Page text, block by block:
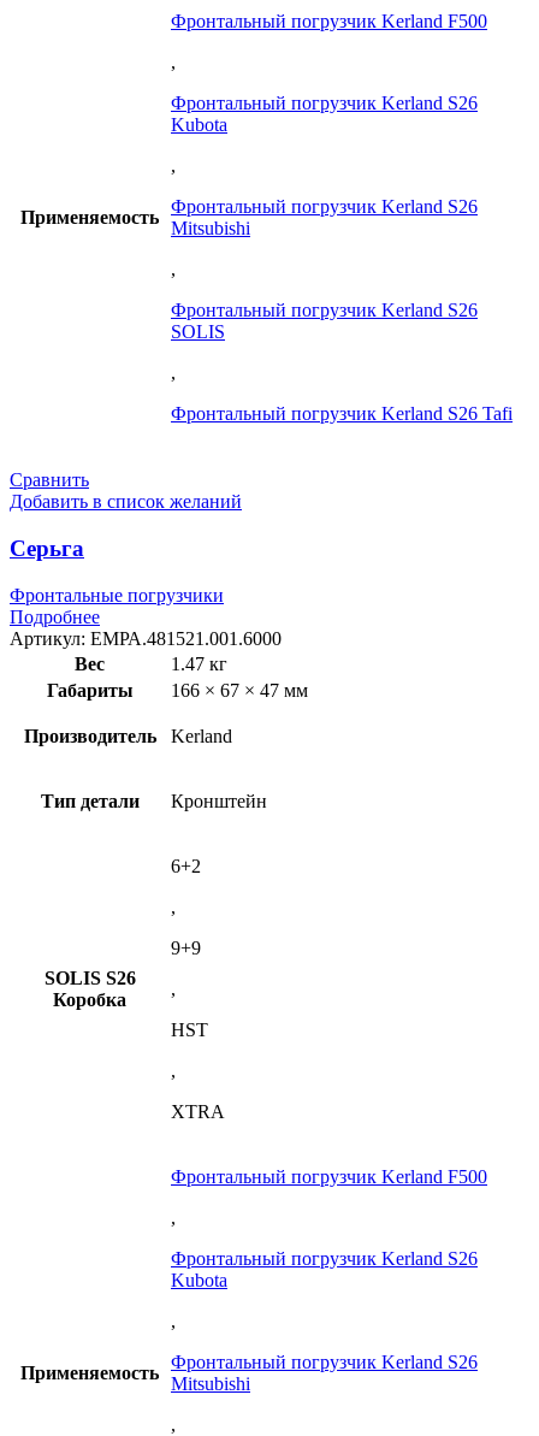
Применяемость
Фронтальный погрузчик Kerland F500
,
Фронтальный погрузчик Kerland S26
Kubota
,
Фронтальный погрузчик Kerland S26
Mitsubishi
,
Фронтальный погрузчик Kerland S26
SOLIS
,
Фронтальный погрузчик Kerland S26 Tafi
Сравнить
Добавить в список желаний
Серьга
Фронтальные погрузчики
Подробнее
Артикул: ЕМРА.481521.001.6000
Вес
1.47 кг
Габариты
166 × 67 × 47 мм
Производитель Kerland
Тип детали Кронштейн
SOLIS S26
Коробка
6+2
,
9+9
,
HST
,
XTRA
Применяемость
Фронтальный погрузчик Kerland F500
,
Фронтальный погрузчик Kerland S26
Kubota
,
Фронтальный погрузчик Kerland S26
Mitsubishi
,